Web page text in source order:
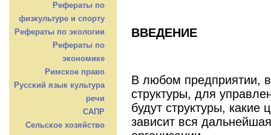
Рефераты по
физкультуре и спорту
Рефераты по экологии
Рефераты по
экономике
Римское право
Русский язык культура
речи
САПР
Сельское хозяйство
ВВЕДЕНИЕ
В любом предприятии,
структуры, для
будут структуры, какие
зависит вся